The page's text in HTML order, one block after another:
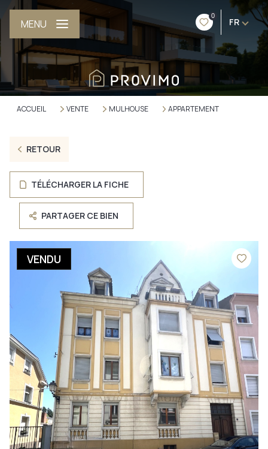
0
FR
MENU
ACCUEIL VENTE MULHOUSE APPARTEMENT
RETOUR
TÉLÉCHARGER LA FICHE
PARTAGER CE BIEN
VENDU